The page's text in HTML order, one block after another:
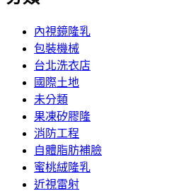
內視鏡隆乳
包裝機械
台北洗衣店
國際土地
未分類
果凍矽膠隆
消防工程
自體脂肪補臉
蜜桃絨隆乳
近視雷射